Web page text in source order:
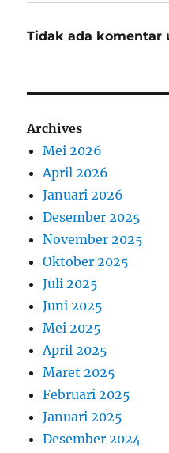
Tidak ada
Archives
Mei 2026
April 2026
Januari 2026
Desember 2025
November 2025
Oktober 2025
Juli 2025
Juni 2025
Mei 2025
April 2025
Maret 2025
Februari 2025
Januari 2025
Desember 2024